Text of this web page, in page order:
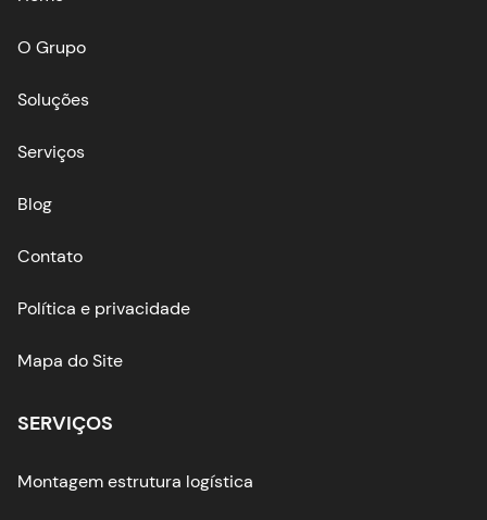
O Grupo
Soluções
Serviços
Blog
Contato
Política e privacidade
Mapa do Site
SERVIÇOS
Montagem estrutura logística